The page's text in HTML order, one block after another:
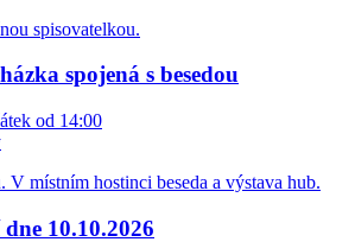
spisovatelkou.
spojená s besedou
od 14:00
V místním hostinci beseda a výstava hub.
10.10.2026